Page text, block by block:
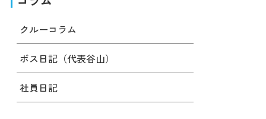
クルーコラム
ボス日記（代表谷山）
社員日記